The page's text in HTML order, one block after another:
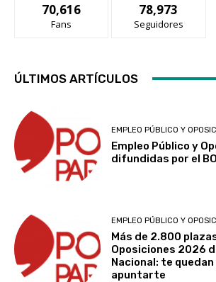
70,616
Fans
78,973
Seguidores
ÚLTIMOS ARTÍCULOS
EMPLEO PÚBLICO Y
Empleo Público y
difundidas por el
EMPLEO PÚBLICO Y
Más de 2.800
Oposiciones 2026
Nacional: te
apuntarte